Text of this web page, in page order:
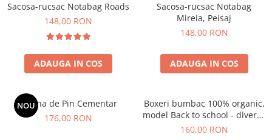
Sacosa-rucsac Notabag Roads
148,00 RON
ADAUGA IN COS
Sacosa-rucsac Notabag
Mireia, Peisaj
148,00 RON
ADAUGA IN COS
NOU
Rasina de Pin Cementar
176,00 RON
Boxeri bumbac 100% organic,
model Back to school - diverse
marimi
160,00 RON